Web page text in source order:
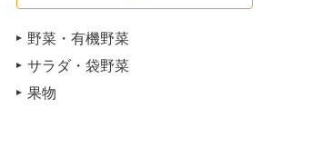
野菜・有機野菜
サラダ・袋野菜
果物